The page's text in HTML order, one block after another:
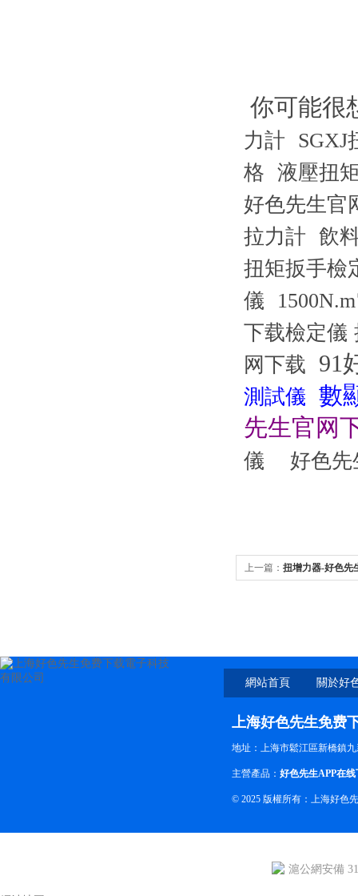
你可能很
力計
SGXJ
格 液壓扭
好色先生官
拉力計 飲
扭矩扳手檢
儀
下载檢定儀
网下载
91
測試儀 數
先生官网
儀 好色
上一篇： 扭增力器-好色先
網站首頁 關於好
费
上海好色先生免费
地址：上海市鬆江區新橋鎮
主營產品： 好色先生APP在线
© 2025 版權所有：上海好
滬公網安備